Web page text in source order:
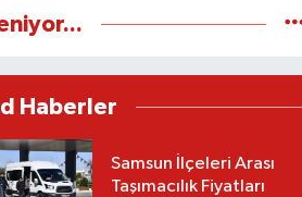
Haberler
Samsun İlçeleri Arası
Taşımacılık Fiyatları